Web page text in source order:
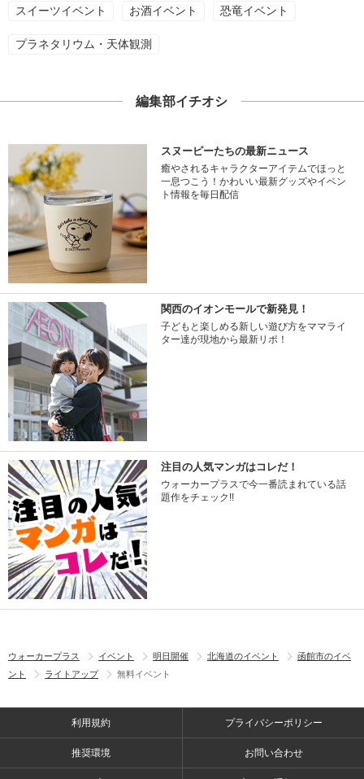
スイーツイベント お酒イベント 恐竜イベント
プラネタリウム・天体観測
編集部イチオシ
スヌーピーたちの最新ニュース
癒やされるキャラクターアイテムでほっと
一息つこう！かわいい最新グッズやイベン
ト情報を毎日配信
関西のイオンモールで新発見！
子どもと楽しめる新しい遊び方をママライ
ター達が現地から最新リポ！
注目の人気マンガはコレだ！
ウォーカープラスで今一番読まれている話
題作をチェック!!
ウォーカープラス イベント 明日開催 北海道のイベント
函館市のイベ
ント
ライトアップ 無料イベント
利用規約 プライバシーポリシー
推奨環境 お問い合わせ